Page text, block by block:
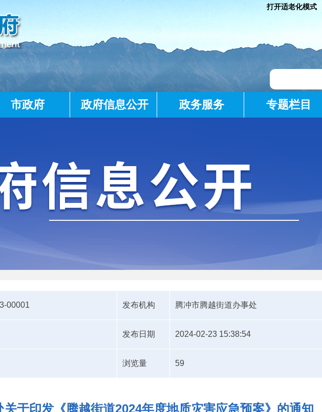
打开适老化模式
市政府 政府信息公开 政务服务 专题栏目
00001 发布机构 腾冲市腾越街道办事处
发布日期 2024-02-23 15:38:54
浏览量 59
关于印发《腾越街道2024年度地质灾害应急预案》的通知